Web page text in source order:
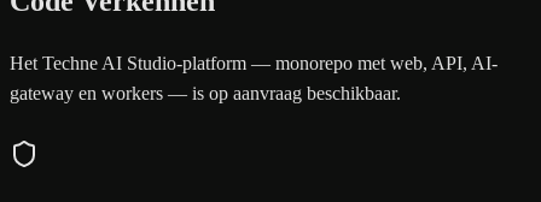
Het Techne AI Studio-platform — monorepo met web, API, AI-
gateway en workers — is op aanvraag beschikbaar.